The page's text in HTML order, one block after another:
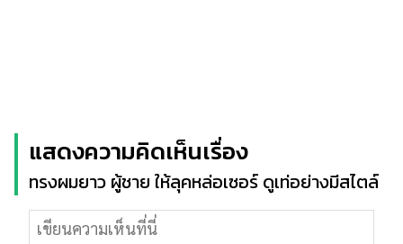
แสดงความคิดเห็นเรื่อง
ทรงผมยาว ผู้ชาย ให้ลุคหล่อเซอร์ ดูเท่อย่างมีสไตล์